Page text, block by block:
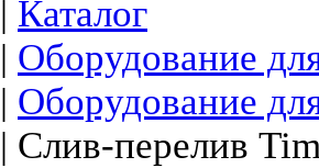
| Каталог
| Оборудование
| Оборудование
| Слив-перелив